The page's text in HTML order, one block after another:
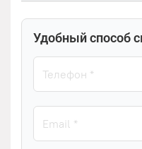
Удобный способ